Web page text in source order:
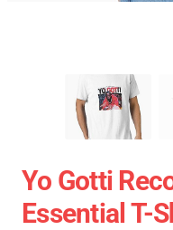
Yo Gotti
Essential T-